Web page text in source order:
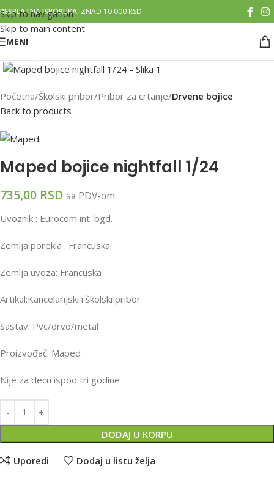
Skip to navigation
Skip to main content
BESPLATNA ISPORUKA IZNAD 10.000 RSD
MENI
Početna Školski pribor Pribor za crtanje Drvene bojice
Back to products
Maped bojice nightfall 1/24
735,00 RSD sa PDV-om
Uvoznik : Eurocom int. bgd.
Zemlja porekla : Francuska
Zemlja uvoza: Francuska
Artikal:Kancelarijski i školski pribor
Sastav: Pvc/drvo/metal
Proizvođač: Maped
Nije za decu ispod tri godine
DODAJ U KORPU
Uporedi Dodaj u listu želja